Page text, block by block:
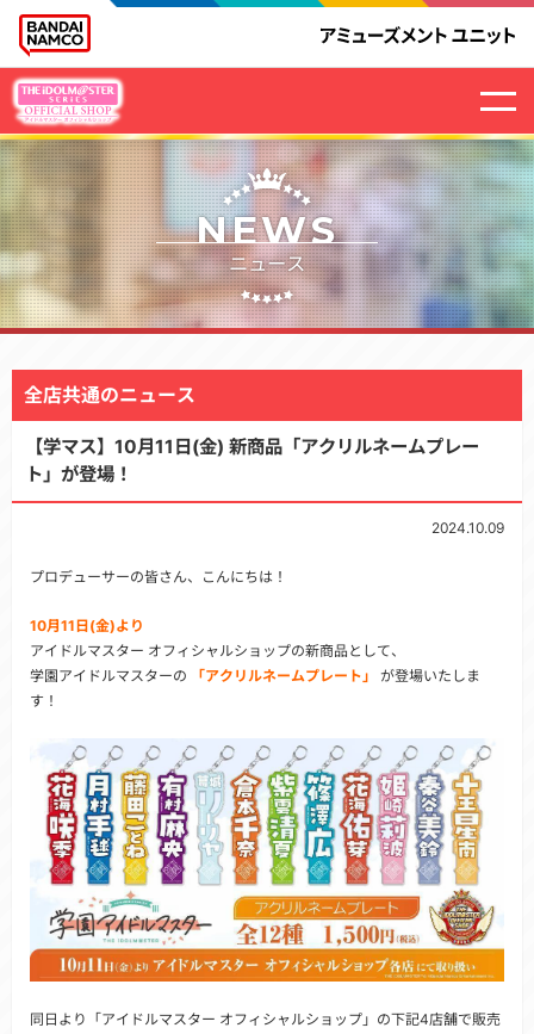
NEWS
ニュース
全店共通のニュース
【学マス】10月11日(金) 新商品「アクリルネームプレー
ト」が登場！
2024.10.09
プロデューサーの皆さん、こんにちは！
10月11日(金)より
アイドルマスター オフィシャルショップの新商品として、
学園アイドルマスターの
「アクリルネームプレート」
が登場いたしま
す！
同日より「アイドルマスター オフィシャルショップ」の下記4店舗で販売